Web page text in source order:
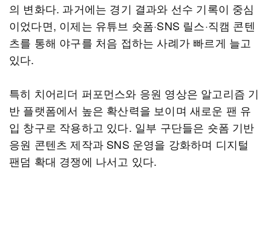
의 변화다. 과거에는 경기 결과와 선수 기록이 중심
이었다면, 이제는 유튜브 숏폼·SNS 릴스·직캠 콘텐
츠를 통해 야구를 처음 접하는 사례가 빠르게 늘고
있다.
특히 치어리더 퍼포먼스와 응원 영상은 알고리즘 기
반 플랫폼에서 높은 확산력을 보이며 새로운 팬 유
입 창구로 작용하고 있다. 일부 구단들은 숏폼 기반
응원 콘텐츠 제작과 SNS 운영을 강화하며 디지털
팬덤 확대 경쟁에 나서고 있다.